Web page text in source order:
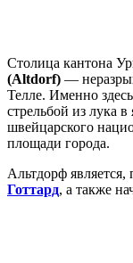
Столица кантона
(Altdorf) —
Телле. Именно
стрельбой из лука
швейцарского
площади города.
Альтдорф
Готтард, а также